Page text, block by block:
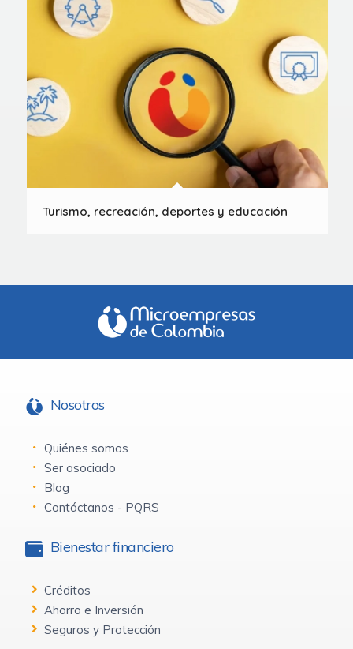
Turismo, recreación, deportes y educación
Nosotros
Quiénes somos
Ser asociado
Blog
Contáctanos - PQRS
Bienestar financiero
Créditos
Ahorro e Inversión
Seguros y Protección